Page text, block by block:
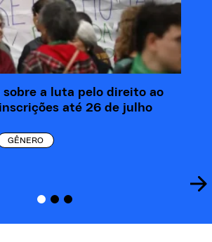
sobre a luta pelo direito ao
até 26 de julho
GÊNERO